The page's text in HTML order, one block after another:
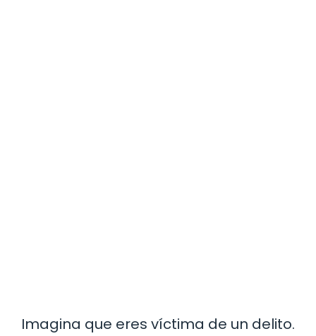
Imagina que eres víctima de un delito.